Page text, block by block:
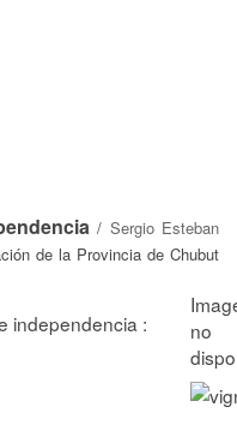
/ Sergio Esteban
de la Provincia de Chubut
independencia :